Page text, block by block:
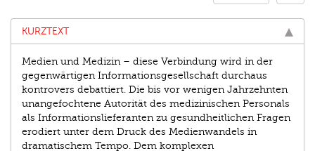
KURZTEXT
Medien und Medizin – diese Verbindung wird in der
gegenwärtigen Informationsgesellschaft durchaus
kontrovers debattiert. Die bis vor wenigen Jahrzehnten
unangefochtene Autorität des medizinischen Personals
als Informationslieferanten zu gesundheitlichen Fragen
erodiert unter dem Druck des Medienwandels in
dramatischem Tempo. Dem komplexen